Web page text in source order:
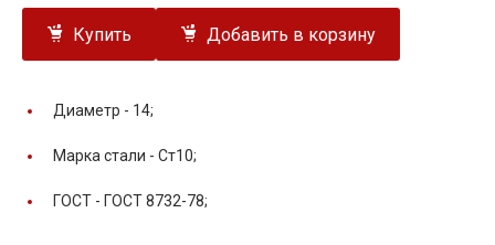
Купить Добавить в корзину
Диаметр - 14;
Марка стали - Ст10;
ГОСТ - ГОСТ 8732-78;